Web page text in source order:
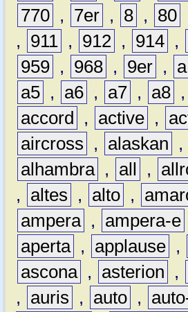
770 , 7er , 8 , 80
,
911 , 912 , 914 ,
959 , 968 , 9er , a
a5 , a6 , a7 , a8 ,
accord
, active ,
aircross
, alaskan ,
alhambra , all ,
,
altes , alto ,
ampera , ampera-e
aperta , applause ,
ascona , asterion ,
,
auris , auto ,